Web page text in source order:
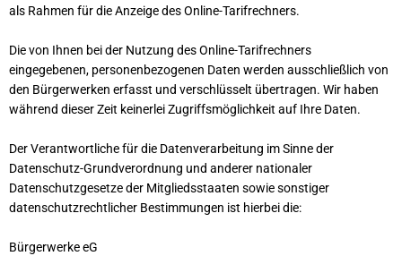
als Rahmen für die Anzeige des Online-Tarifrechners.
Die von Ihnen bei der Nutzung des Online-Tarifrechners
eingegebenen, personenbezogenen Daten werden ausschließlich von
den Bürgerwerken erfasst und verschlüsselt übertragen. Wir haben
während dieser Zeit keinerlei Zugriffsmöglichkeit auf Ihre Daten.
Der Verantwortliche für die Datenverarbeitung im Sinne der
Datenschutz-Grundverordnung und anderer nationaler
Datenschutzgesetze der Mitgliedsstaaten sowie sonstiger
datenschutzrechtlicher Bestimmungen ist hierbei die:
Bürgerwerke eG